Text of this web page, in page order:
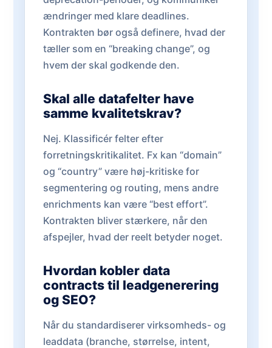
ændringer med klare deadlines.
Kontrakten bør også definere, hvad der
tæller som en “breaking change”, og
hvem der skal godkende den.
Skal alle datafelter have
samme kvalitetskrav?
Nej. Klassificér felter efter
forretningskritikalitet. Fx kan “domain”
og “country” være høj-kritiske for
segmentering og routing, mens andre
enrichments kan være “best effort”.
Kontrakten bliver stærkere, når den
afspejler, hvad der reelt betyder noget.
Hvordan kobler data
contracts til leadgenerering
og SEO?
Når du standardiserer virksomheds- og
leaddata (branche, størrelse, intent,